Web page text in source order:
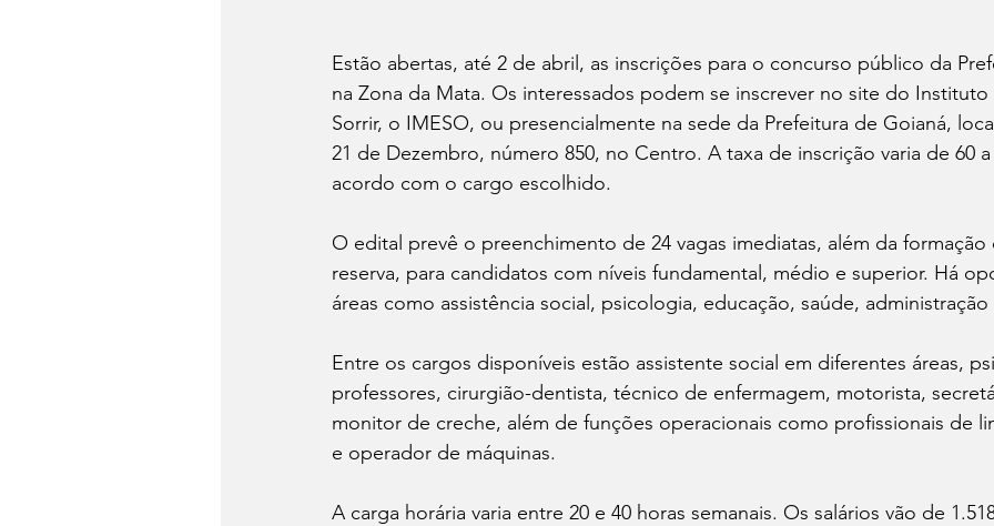
Estão abertas, até 2 de abril, as inscrições para o concurso público da
na Zona da Mata. Os interessados podem se inscrever no site do
Sorrir, o IMESO, ou presencialmente na sede da Prefeitura de Goianá,
21 de Dezembro, número 850, no Centro. A taxa de inscrição varia de 60 a
acordo com o cargo escolhido.
O edital prevê o preenchimento de 24 vagas imediatas, além da
reserva, para candidatos com níveis fundamental, médio e superior. Há
áreas como assistência social, psicologia, educação, saúde, administração
Entre os cargos disponíveis estão assistente social em diferentes áreas,
professores, cirurgião-dentista, técnico de enfermagem, motorista,
monitor de creche, além de funções operacionais como profissionais de
e operador de máquinas.
A carga horária varia entre 20 e 40 horas semanais. Os salários vão de